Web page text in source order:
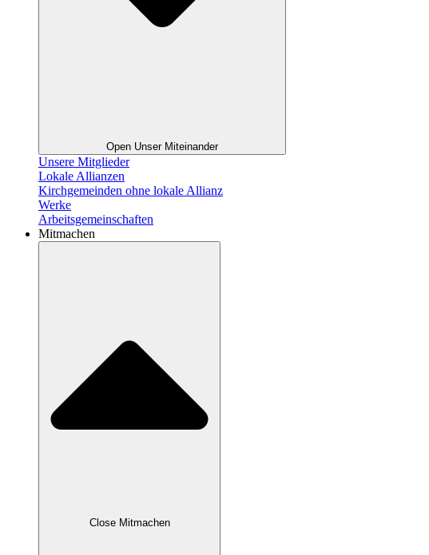
Open Unser Miteinander
Unsere Mitglieder
Lokale Allianzen
Kirchgemeinden ohne lokale Allianz
Werke
Arbeitsgemeinschaften
Mitmachen
Close Mitmachen